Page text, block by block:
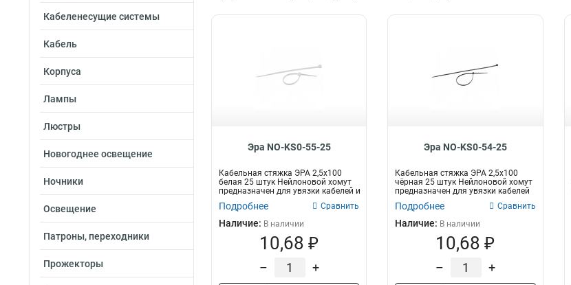
Кабеленесущие системы
Кабель
Корпуса
Лампы
Люстры
Новогоднее освещение
Ночники
Освещение
Патроны, переходники
Прожекторы
Эра NO-KS0-55-25
Кабельная стяжка ЭРА 2,5х100
белая 25 штук Нейлоновой хомут
предназначен для увязки кабелей и
Подробнее Сравнить
Наличие: В наличии
10,68 ₽
– +
Эра NO-KS0-54-25
Кабельная стяжка ЭРА 2,5х100
чёрная 25 штук Нейлоновой хомут
предназначен для увязки кабелей
Подробнее Сравнить
Наличие: В наличии
10,68 ₽
– +